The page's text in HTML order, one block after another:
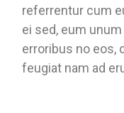
referrentur cum
ei sed, eum
erroribus no eos,
feugiat nam ad